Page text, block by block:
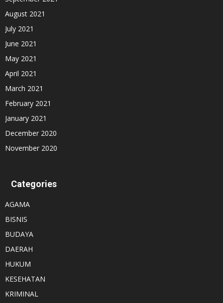
August 2021
July 2021
June 2021
May 2021
April 2021
March 2021
February 2021
January 2021
December 2020
November 2020
Categories
AGAMA
BISNIS
BUDAYA
DAERAH
HUKUM
KESEHATAN
KRIMINAL